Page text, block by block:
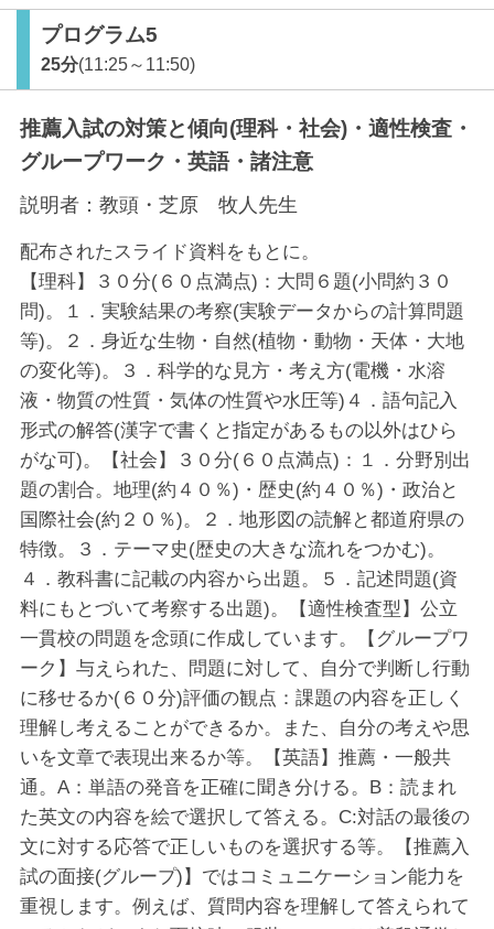
プログラム5
25分(11:25～11:50)
推薦入試の対策と傾向(理科・社会)・適性検査・
グループワーク・英語・諸注意
説明者： 教頭・芝原 牧人先生
配布されたスライド資料をもとに。
【理科】３０分(６０点満点)：大問６題(小問約３０
問)。１．実験結果の考察(実験データからの計算問題
等)。２．身近な生物・自然(植物・動物・天体・大地
の変化等)。３．科学的な見方・考え方(電機・水溶
液・物質の性質・気体の性質や水圧等)４．語句記入
形式の解答(漢字で書くと指定があるもの以外はひら
がな可)。【社会】３０分(６０点満点)：１．分野別出
題の割合。地理(約４０％)・歴史(約４０％)・政治と
国際社会(約２０％)。２．地形図の読解と都道府県の
特徴。３．テーマ史(歴史の大きな流れをつかむ)。
４．教科書に記載の内容から出題。５．記述問題(資
料にもとづいて考察する出題)。【適性検査型】公立
一貫校の問題を念頭に作成しています。【グループワ
ーク】与えられた、問題に対して、自分で判断し行動
に移せるか(６０分)評価の観点：課題の内容を正しく
理解し考えることができるか。また、自分の考えや思
いを文章で表現出来るか等。【英語】推薦・一般共
通。A：単語の発音を正確に聞き分ける。B：読まれ
た英文の内容を絵で選択して答える。C:対話の最後の
文に対する応答で正しいものを選択する等。【推薦入
試の面接(グループ)】ではコミュニケーション能力を
重視します。例えば、質問内容を理解して答えられて